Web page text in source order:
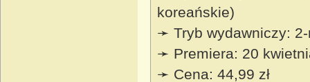
koreańskie)
➛ Tryb wydawniczy:
➛ Premiera: 20
➛ Cena: 44,99 zł